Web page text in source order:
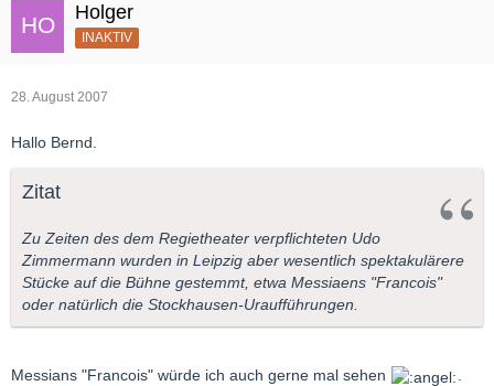
Holger
INAKTIV
28. August 2007
Hallo Bernd.
Zitat
Zu Zeiten des dem Regietheater verpflichteten Udo
Zimmermann wurden in Leipzig aber wesentlich spektakulärere
Stücke auf die Bühne gestemmt, etwa Messiaens "Francois"
oder natürlich die Stockhausen-Uraufführungen.
Messians "Francois" würde ich auch gerne mal sehen
.